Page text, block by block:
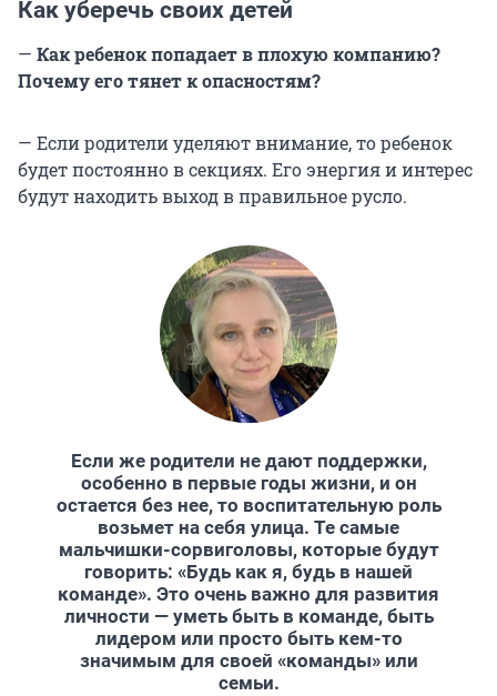
Как уберечь своих детей
— Как ребенок попадает в плохую компанию?
Почему его тянет к опасностям?
— Если родители уделяют внимание, то ребенок
будет постоянно в секциях. Его энергия и интерес
будут находить выход в правильное русло.
Если же родители не дают поддержки,
особенно в первые годы жизни, и он
остается без нее, то воспитательную роль
возьмет на себя улица. Те самые
мальчишки-сорвиголовы, которые будут
говорить: «Будь как я, будь в нашей
команде». Это очень важно для развития
личности — уметь быть в команде, быть
лидером или просто быть кем-то
значимым для своей «команды» или
семьи.